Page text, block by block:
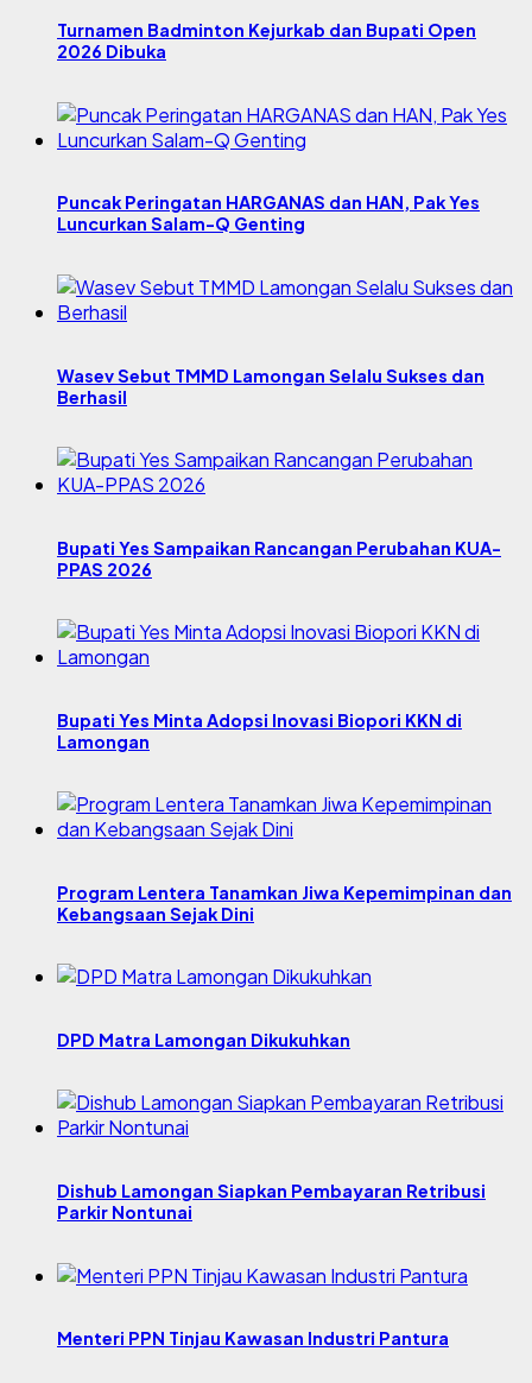
Turnamen Badminton Kejurkab dan Bupati Open
2026 Dibuka
Puncak Peringatan HARGANAS dan HAN, Pak Yes
Luncurkan Salam-Q Genting
Wasev Sebut TMMD Lamongan Selalu Sukses dan
Berhasil
Bupati Yes Sampaikan Rancangan Perubahan KUA-
PPAS 2026
Bupati Yes Minta Adopsi Inovasi Biopori KKN di
Lamongan
Program Lentera Tanamkan Jiwa Kepemimpinan dan
Kebangsaan Sejak Dini
DPD Matra Lamongan Dikukuhkan
Dishub Lamongan Siapkan Pembayaran Retribusi
Parkir Nontunai
Menteri PPN Tinjau Kawasan Industri Pantura